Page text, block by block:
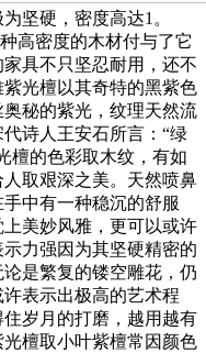
坚硬，密度高达1。
高密度的木材付与了它
具不只坚忍耐用，还不
光檀以其奇特的黑紫色
秘的紫光，纹理天然流
诗人王安石所言：“绿
檀的色彩取木纹，有如
取艰深之美。天然喷鼻
中有一种稳沉的舒服
美妙风雅，更可以或许
力强因为其坚硬精密的
是繁复的镂空雕花，仍
表示出极高的艺术程
岁月的打磨，越用越有
檀取小叶紫檀常因颜色